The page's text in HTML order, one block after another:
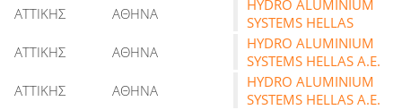
ΑΤΤΙΚΗΣ
ΑΘΗΝΑ
HYDRO ALUMINIUM
SYSTEMS HELLAS
ΑΤΤΙΚΗΣ
ΑΘΗΝΑ
HYDRO ALUMINIUM
SYSTEMS HELLAS Α.Ε.
ΑΤΤΙΚΗΣ
ΑΘΗΝΑ
HYDRO ALUMINIUM
SYSTEMS HELLAS Α.Ε.